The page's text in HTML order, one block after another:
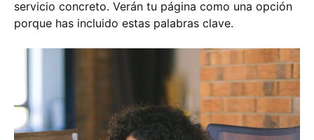
servicio concreto. Verán tu página como una opción
porque has incluido estas palabras clave.